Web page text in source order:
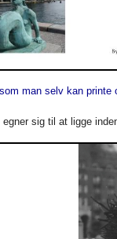
man selv kan printe
sig til at ligge